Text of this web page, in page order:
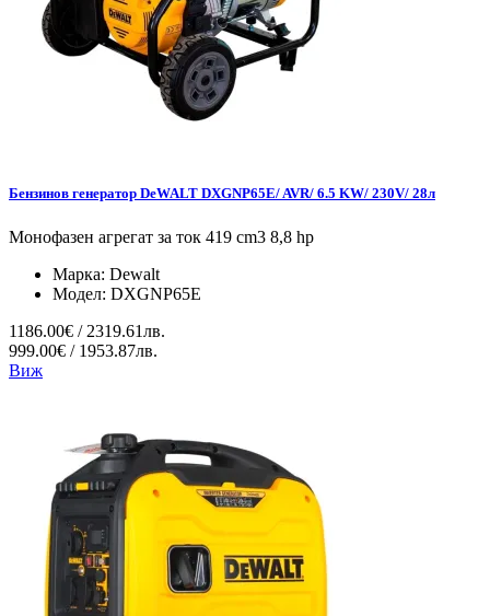
Бензинов генератор DeWALT DXGNP65E/ AVR/ 6.5 KW/ 230V/ 28л
Монофазен агрегат за ток 419 cm3 8,8 hp
Марка: Dewalt
Модел: DXGNP65E
1186.00€ / 2319.61лв.
999.00€ / 1953.87лв.
Виж